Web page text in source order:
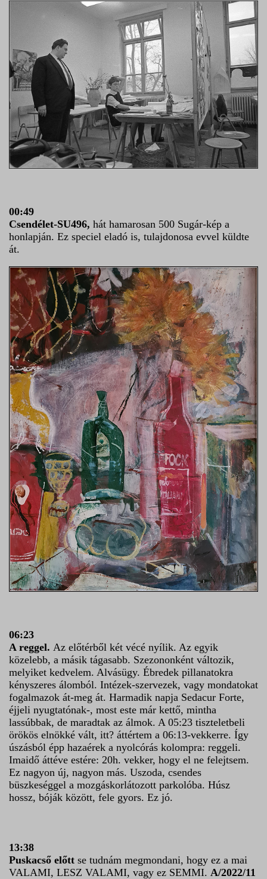
00:49
Csendélet-SU496, hát hamarosan 500 Sugár-kép a
honlapján. Ez speciel eladó is, tulajdonosa evvel küldte
át.
06:23
A reggel. Az előtérből két vécé nyílik. Az egyik
közelebb, a másik tágasabb. Szezononként változik,
melyiket kedvelem. Alvásügy. Ébredek pillanatokra
kényszeres álomból. Intézek-szervezek, vagy mondatokat
fogalmazok át-meg át. Harmadik napja Sedacur Forte,
éjjeli nyugtatónak-, most este már kettő, mintha
lassúbbak, de maradtak az álmok. A 05:23 tiszteletbeli
örökös elnökké vált, itt? áttértem a 06:13-vekkerre. Így
úszásból épp hazaérek a nyolcórás kolompra: reggeli.
Imaidő áttéve estére: 20h. vekker, hogy el ne felejtsem.
Ez nagyon új, nagyon más. Uszoda, csendes
büszkeséggel a mozgáskorlátozott parkolóba. Húsz
hossz, bóják között, fele gyors. Ez jó.
13:38
Puskacső előtt se tudnám megmondani, hogy ez a mai
VALAMI, LESZ VALAMI, vagy ez SEMMI. A/2022/11